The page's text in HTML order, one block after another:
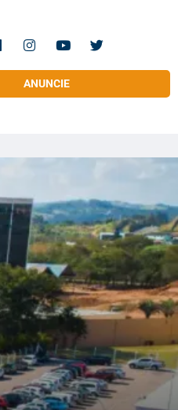
ANUNCIE